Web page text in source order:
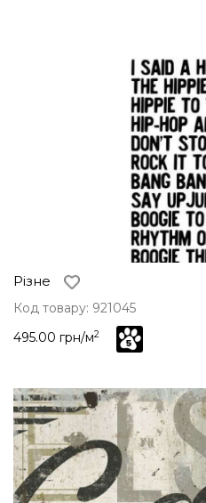
Різне
Код товару: 921045
495.00 грн/м2